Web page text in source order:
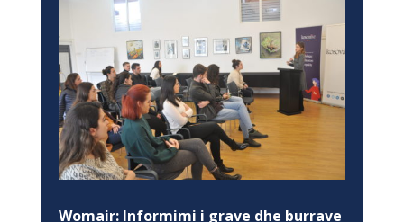
Womair: Informimi i grave dhe burrave